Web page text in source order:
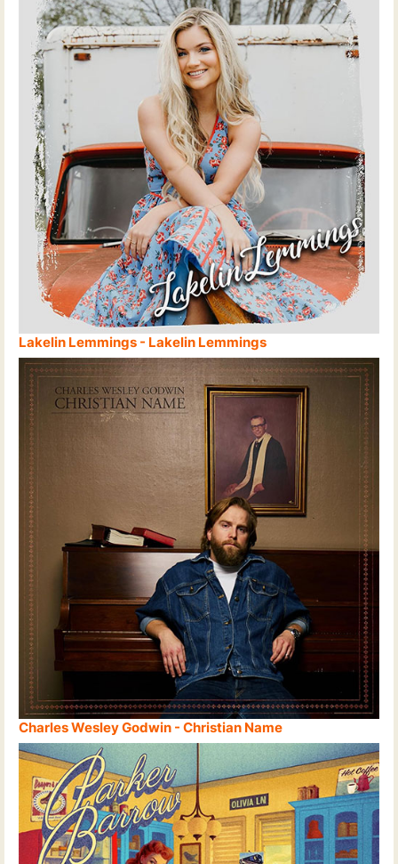
Lakelin Lemmings - Lakelin Lemmings
Charles Wesley Godwin - Christian Name